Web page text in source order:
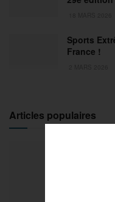
Sports
France !
Articles populaires